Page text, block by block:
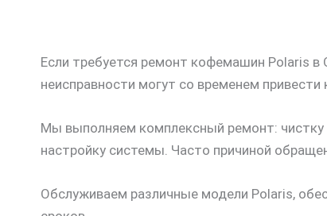
Если требуется ремонт кофемашин Polaris
неисправности могут со временем
Мы выполняем комплексный ремонт: чистку
настройку системы. Часто причиной
Обслуживаем различные модели Polaris,